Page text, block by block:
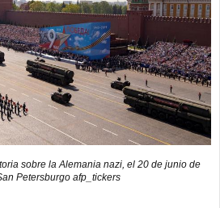
sobre la Alemania nazi, el 20 de junio de
Petersburgo afp_tickers